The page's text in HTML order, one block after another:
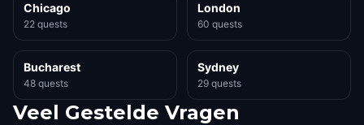
Chicago
22 quests
London
60 quests
Bucharest
48 quests
Sydney
29 quests
Veel Gestelde Vragen